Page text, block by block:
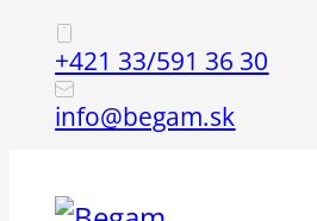
+421 33/591 36 30
info@begam.sk